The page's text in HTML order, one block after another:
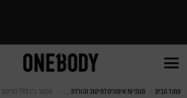
You are here:
עמוד הבית תוכניות אימונים לחיטוב והורדת אחוזי שומן הקשר בין TRX לחיטוב שלא בטוח שהכרת